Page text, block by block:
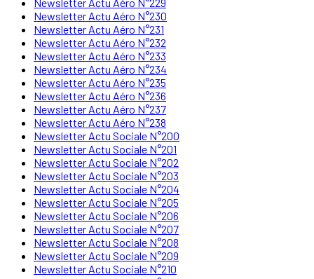
Newsletter Actu Aéro N°230
Newsletter Actu Aéro N°231
Newsletter Actu Aéro N°232
Newsletter Actu Aéro N°233
Newsletter Actu Aéro N°234
Newsletter Actu Aéro N°235
Newsletter Actu Aéro N°236
Newsletter Actu Aéro N°237
Newsletter Actu Aéro N°238
Newsletter Actu Sociale N°200
Newsletter Actu Sociale N°201
Newsletter Actu Sociale N°202
Newsletter Actu Sociale N°203
Newsletter Actu Sociale N°204
Newsletter Actu Sociale N°205
Newsletter Actu Sociale N°206
Newsletter Actu Sociale N°207
Newsletter Actu Sociale N°208
Newsletter Actu Sociale N°209
Newsletter Actu Sociale N°210